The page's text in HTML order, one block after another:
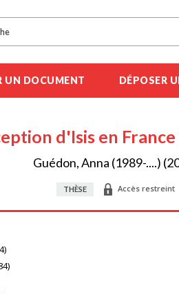
UN DOCUMENT DÉPOSER
d'Isis en
Guédon, Anna (1989-....)
THÈSE Accès restreint